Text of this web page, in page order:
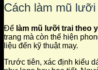
Cách làm mũ
Để làm mũ lưỡi trai theo
trang mà còn thể hiện
liệu đến kỹ thuật may.
Trước tiên, xác định kiểu